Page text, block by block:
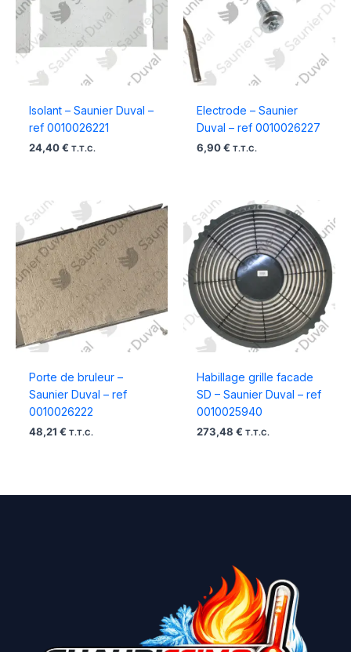
Isolant – Saunier Duval –
ref 0010026221
24,40 € T.T.C.
Electrode – Saunier
Duval – ref 0010026227
6,90 € T.T.C.
Porte de bruleur –
Saunier Duval – ref
0010026222
48,21 € T.T.C.
Habillage grille facade
SD – Saunier Duval – ref
0010025940
273,48 € T.T.C.